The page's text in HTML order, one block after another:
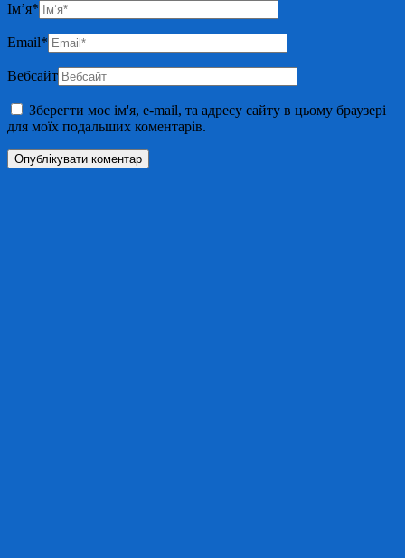
Ім’я*
Email*
Вебсайт
Зберегти моє ім'я, e-mail, та адресу сайту в цьому браузері
для моїх подальших коментарів.